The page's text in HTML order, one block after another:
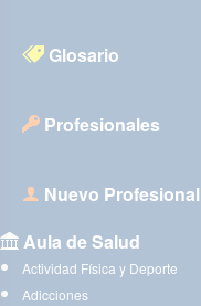
Glosario
Profesionales
Nuevo Profesional
Aula de Salud
Actividad Física y Deporte
Adicciones